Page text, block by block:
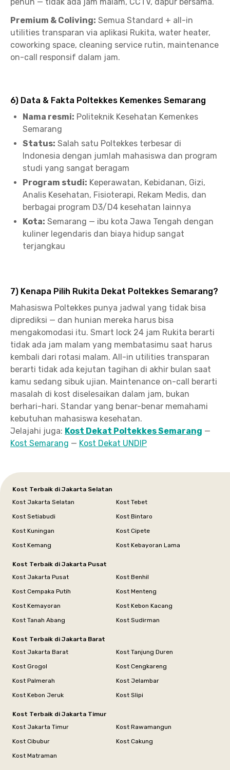
Premium & Coliving: Semua Standard + all-in
utilities transparan via aplikasi Rukita, water heater,
coworking space, cleaning service rutin, maintenance
on-call responsif dalam jam.
6) Data & Fakta Poltekkes Kemenkes Semarang
Nama resmi: Politeknik Kesehatan Kemenkes
Semarang
Status: Salah satu Poltekkes terbesar di
Indonesia dengan jumlah mahasiswa dan program
studi yang sangat beragam
Program studi: Keperawatan, Kebidanan, Gizi,
Analis Kesehatan, Fisioterapi, Rekam Medis, dan
berbagai program D3/D4 kesehatan lainnya
Kota: Semarang — ibu kota Jawa Tengah dengan
kuliner legendaris dan biaya hidup sangat
terjangkau
7) Kenapa Pilih Rukita Dekat Poltekkes Semarang?
Mahasiswa Poltekkes punya jadwal yang tidak bisa
diprediksi — dan hunian mereka harus bisa
mengakomodasi itu. Smart lock 24 jam Rukita berarti
tidak ada jam malam yang membatasimu saat harus
kembali dari rotasi malam. All-in utilities transparan
berarti tidak ada kejutan tagihan di akhir bulan saat
kamu sedang sibuk ujian. Maintenance on-call berarti
masalah di kost diselesaikan dalam jam, bukan
berhari-hari. Standar yang benar-benar memahami
kebutuhan mahasiswa kesehatan.
Jelajahi juga: Kost Dekat Poltekkes Semarang —
Kost Semarang — Kost Dekat UNDIP
Kost Terbaik di Jakarta Selatan
Kost Jakarta Selatan
Kost Tebet
Kost Setiabudi
Kost Bintaro
Kost Kuningan
Kost Cipete
Kost Kemang
Kost Kebayoran Lama
Kost Terbaik di Jakarta Pusat
Kost Jakarta Pusat
Kost Benhil
Kost Cempaka Putih
Kost Menteng
Kost Kemayoran
Kost Kebon Kacang
Kost Tanah Abang
Kost Sudirman
Kost Terbaik di Jakarta Barat
Kost Jakarta Barat
Kost Tanjung Duren
Kost Grogol
Kost Cengkareng
Kost Palmerah
Kost Jelambar
Kost Kebon Jeruk
Kost Slipi
Kost Terbaik di Jakarta Timur
Kost Jakarta Timur
Kost Rawamangun
Kost Cibubur
Kost Cakung
Kost Matraman